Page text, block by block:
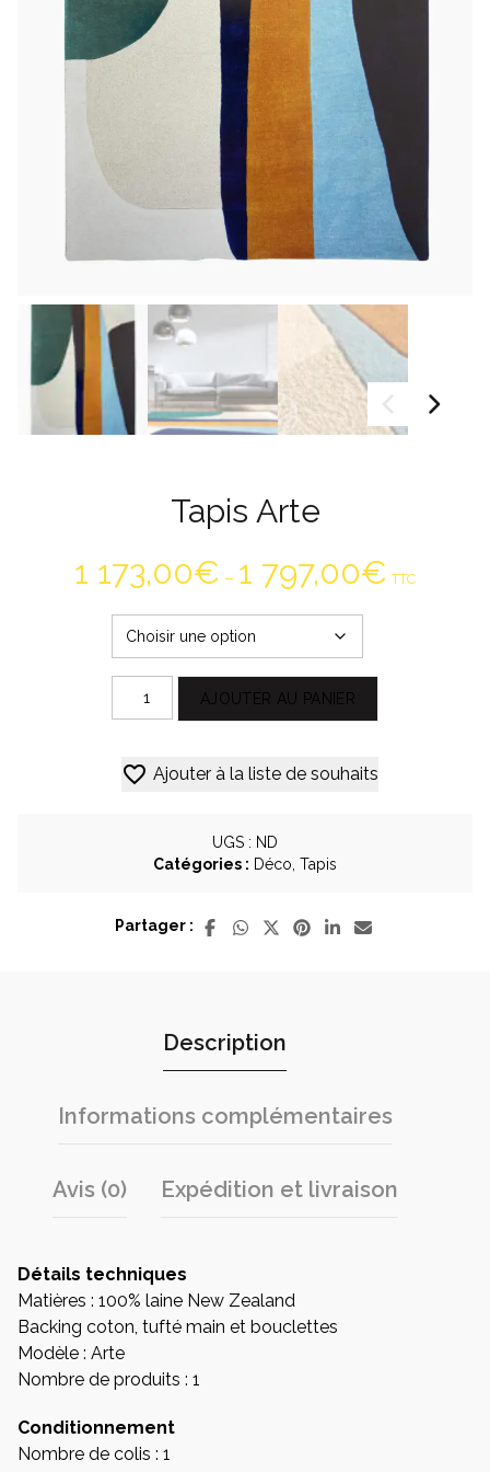
Tapis Arte
1 173,00€ – 1 797,00€ TTC
AJOUTER AU PANIER
Ajouter à la liste de souhaits
UGS : ND
Catégories : Déco Tapis
Partager :
Description
Informations complémentaires
Avis (0) Expédition et livraison
Détails techniques
Matières : 100% laine New Zealand
Backing coton, tufté main et bouclettes
Modèle : Arte
Nombre de produits : 1
Conditionnement
Nombre de colis : 1